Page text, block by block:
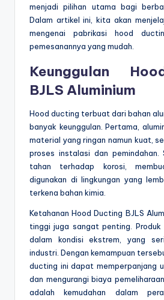
menjadi pilihan utama bagi
Dalam artikel ini, kita akan
mengenai pabrikasi hood
pemesanannya yang mudah.
Keunggulan
BJLS Aluminium
Hood ducting terbuat dari bahan
banyak keunggulan. Pertama,
material yang ringan namun kuat,
proses instalasi dan pemindahan.
tahan terhadap korosi,
digunakan di lingkungan yang
terkena bahan kimia.
Ketahanan Hood Ducting BJLS
tinggi juga sangat penting. Produk
dalam kondisi ekstrem, yang
industri. Dengan kemampuan
ducting ini dapat memperpanjang
dan mengurangi biaya
adalah kemudahan dalam